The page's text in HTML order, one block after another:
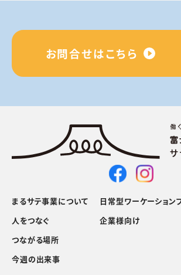
お問合せはこちら
まるサテ事業について
人をつなぐ
つながる場所
日常型ワーケーション
企業様向け
今週の出来事